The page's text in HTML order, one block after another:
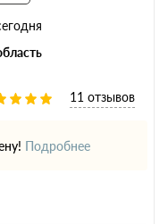
11 отзывов
Подробнее